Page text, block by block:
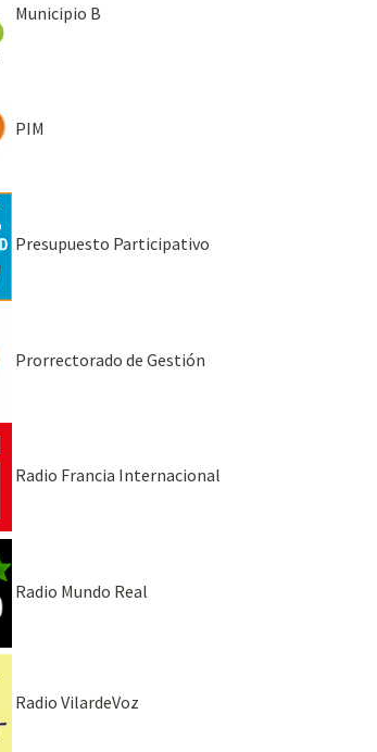
Municipio B
PIM
Presupuesto Participativo
Prorrectorado de Gestión
Radio Francia Internacional
Radio Mundo Real
Radio VilardeVoz